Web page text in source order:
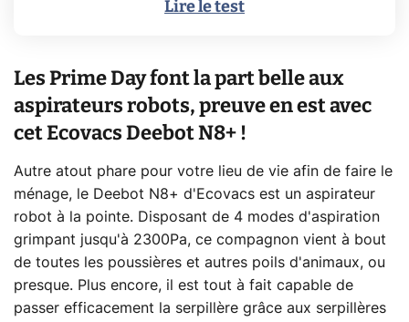
Lire le test
Les Prime Day font la part belle aux
aspirateurs robots, preuve en est avec
cet Ecovacs Deebot N8+ !
Autre atout phare pour votre lieu de vie afin de faire le
ménage, le Deebot N8+ d'Ecovacs est un aspirateur
robot à la pointe. Disposant de 4 modes d'aspiration
grimpant jusqu'à 2300Pa, ce compagnon vient à bout
de toutes les poussières et autres poils d'animaux, ou
presque. Plus encore, il est tout à fait capable de
passer efficacement la serpillère grâce aux serpillères